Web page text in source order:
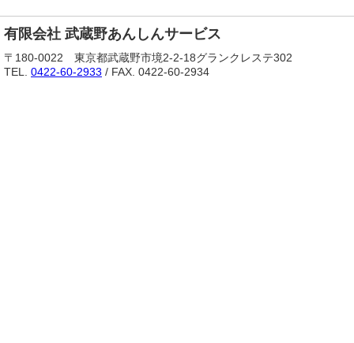
有限会社 武蔵野あんしんサービス
〒180-0022 東京都武蔵野市境2-2-18グランクレステ302
TEL. 0422-60-2933 / FAX. 0422-60-2934